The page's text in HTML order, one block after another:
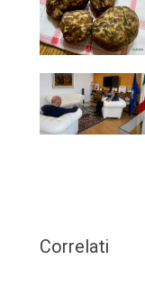
Correlati